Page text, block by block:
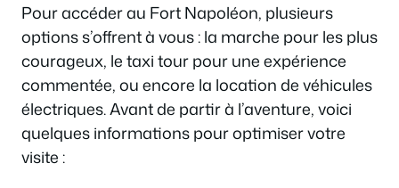
Pour accéder au Fort Napoléon, plusieurs
options s’offrent à vous : la marche pour les plus
courageux, le taxi tour pour une expérience
commentée, ou encore la location de véhicules
électriques. Avant de partir à l’aventure, voici
quelques informations pour optimiser votre
visite :